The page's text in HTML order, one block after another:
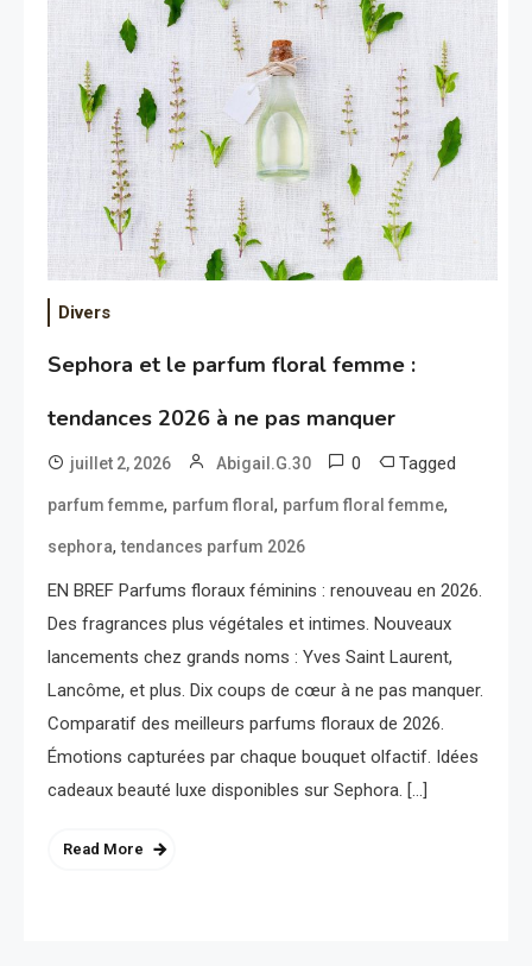
Divers
Sephora et le parfum floral femme :
tendances 2026 à ne pas manquer
juillet 2, 2026 Abigail.G.30 0 Tagged
parfum femme, parfum floral, parfum floral femme,
sephora,tendances parfum 2026
EN BREF Parfums floraux féminins : renouveau en 2026.
Des fragrances plus végétales et intimes. Nouveaux
lancements chez grands noms : Yves Saint Laurent,
Lancôme, et plus. Dix coups de cœur à ne pas manquer.
Comparatif des meilleurs parfums floraux de 2026.
Émotions capturées par chaque bouquet olfactif. Idées
cadeaux beauté luxe disponibles sur Sephora. […]
Read More